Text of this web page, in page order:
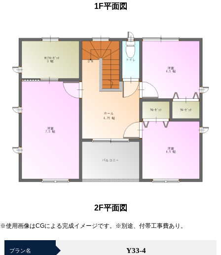
1F平面図
2F平面図
※使用画像はCGによる完成イメージです。※別途、付帯工事費あり。
プラン名 Y33-4